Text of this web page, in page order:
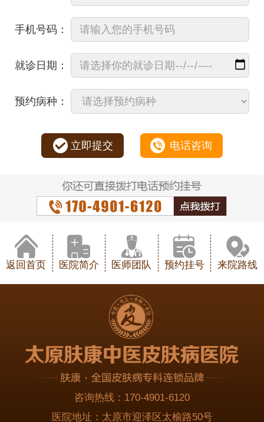
手机号码：
就诊日期：
预约病种：
立即提交 电话咨询
返回首页 医院简介 医师团队 预约挂号 来院路线
咨询热线： 170-4901-6120
医院地址： 太原市迎泽区太榆路50号